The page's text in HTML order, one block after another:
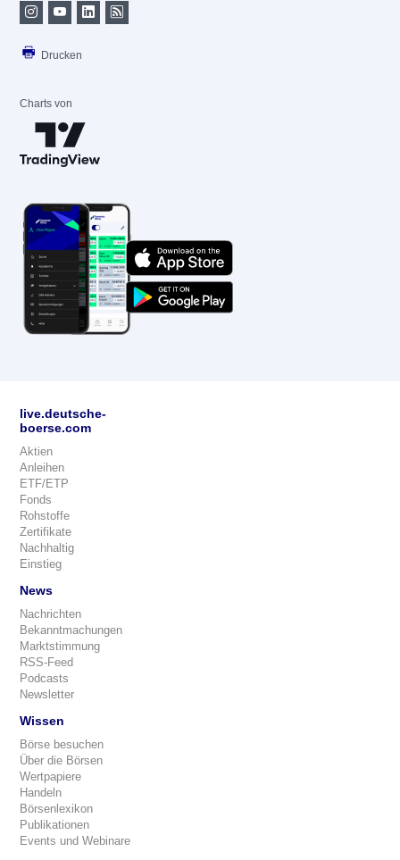
Drucken
Charts von
live.deutsche-
boerse.com
Aktien
Anleihen
ETF/ETP
Fonds
Rohstoffe
Zertifikate
Nachhaltig
Einstieg
News
Nachrichten
Bekanntmachungen
Marktstimmung
RSS-Feed
Podcasts
Newsletter
Wissen
Börse besuchen
Über die Börsen
Wertpapiere
Handeln
Börsenlexikon
Publikationen
Events und Webinare